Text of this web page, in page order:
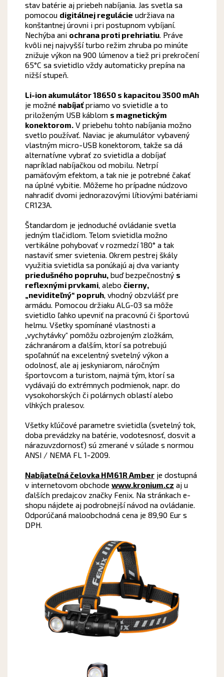
stav batérie aj priebeh nabíjania. Jas svetla sa
pomocou digitálnej regulácie udržiava na
konštantnej úrovni i pri postupnom vybíjaní.
Nechýba ani ochrana proti prehriatiu. Práve
kvôli nej najvyšší turbo režim zhruba po minúte
znižuje výkon na 900 lúmenov a tiež pri prekročení
65°C sa svietidlo vždy automaticky prepína na
nižší stupeň.
Li-ion akumulátor 18650 s kapacitou 3500 mAh
je možné nabíjaťpriamo vo svietidle a to
priloženým USB káblom s magnetickým
konektorom. V priebehu tohto nabíjania možno
svetlo používať. Naviac je akumulátor vybavený
vlastným micro-USB konektorom, takže sa dá
alternatívne vybrať zo svietidla a dobíjať
napríklad nabíjačkou od mobilu. Netrpí
pamäťovým efektom, a tak nie je potrebné čakať
na úplné vybitie. Môžeme ho prípadne núdzovo
nahradiť dvomi jednorazovými lítiovými batériami
CR123A.
Štandardom je jednoduché ovládanie svetla
jedným tlačidlom. Telom svietidla možno
vertikálne pohybovať v rozmedzí 180° a tak
nastaviť smer svietenia. Okrem pestrej škály
využitia svietidla sa ponúkajú aj dva varianty
priedušného popruhu, buď bezpečnostný s
reflexnými prvkami, alebo čierny,
„neviditeľný“ popruh, vhodný obzvlášť pre
armádu. Pomocou držiaku ALG-03 sa môže
svietidlo ľahko upevniť na pracovnú či športovú
helmu. Všetky spomínané vlastnosti a
„vychytávky“ pomôžu ozbrojeným zložkám,
záchranárom a ďalším, ktorí sa potrebujú
spoľahnúť na excelentný svetelný výkon a
odolnosť, ale aj jeskyniarom, náročným
športovcom a turistom, najmä tým, ktorí sa
vydávajú do extrémnych podmienok, napr. do
vysokohorských či polárnych oblastí alebo
vlhkých pralesov.
Všetky kľúčové parametre svietidla (svetelný tok,
doba prevádzky na batérie, vodotesnosť, dosvit a
nárazuvzdornosť) sú zmerané v súlade s normou
ANSI / NEMA FL 1-2009.
Nabíjateľná čelovka HM61R Amberje dostupná
v internetovom obchode www.kronium.cz aj u
ďalších predajcov značky Fenix. Na stránkach e-
shopu nájdete aj podrobnejší návod na ovládanie.
Odporúčaná maloobchodná cena je 89,90 Eur s
DPH.